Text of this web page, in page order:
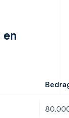
en